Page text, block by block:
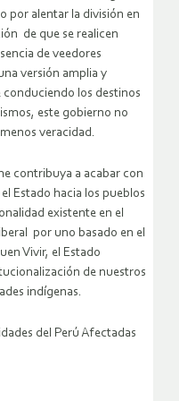
por alentar la división en
de que se realicen
de veedores
versión amplia y
los destinos
este gobierno no
veracidad.
contribuya a acabar con
Estado hacia los pueblos
existente en el
por uno basado en el
Vivir, el Estado
de nuestros
indígenas.
del Perú Afectadas